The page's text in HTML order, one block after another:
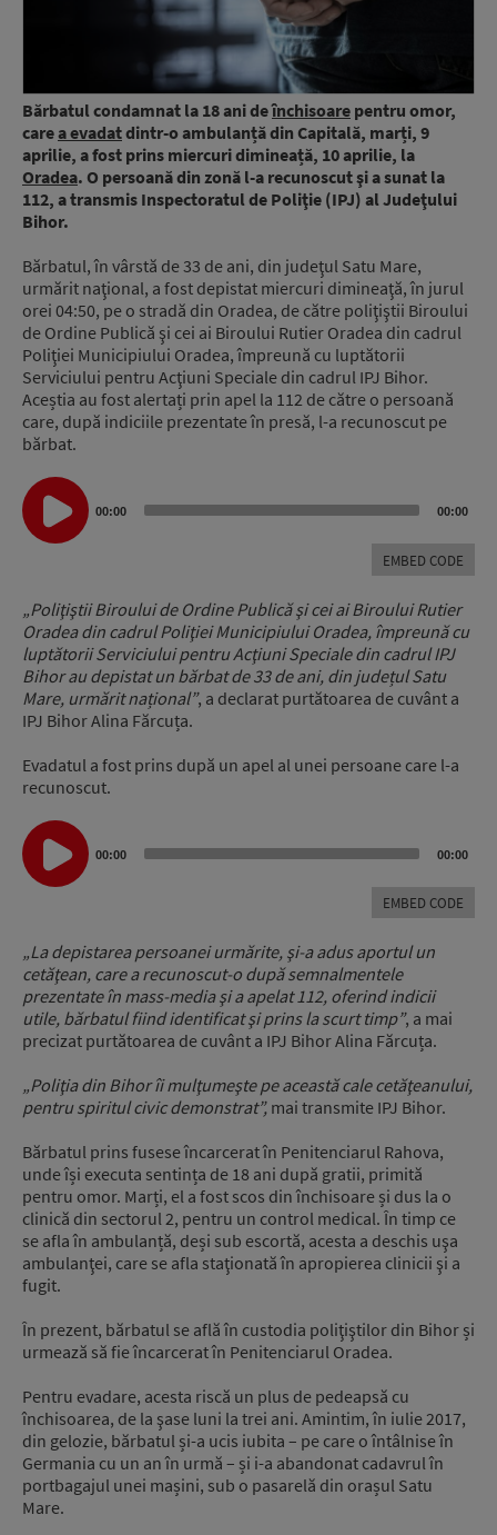
Bărbatul condamnat la 18 ani deînchisoare pentru omor,
carea evadatdintr-o ambulanță din Capitală, marți, 9
aprilie, a fost prins miercuri dimineață, 10 aprilie, la
Oradea. O persoană din zonă l-a recunoscut şi a sunat la
112, a transmis Inspectoratul de Poliţie (IPJ) al Judeţului
Bihor.
Bărbatul, în vârstă de 33 de ani, din judeţul Satu Mare,
urmărit naţional, a fost depistat miercuri dimineaţă, în jurul
orei 04:50, pe o stradă din Oradea, de către poliţiştii Biroului
de Ordine Publică şi cei ai Biroului Rutier Oradea din cadrul
Poliţiei Municipiului Oradea, împreună cu luptătorii
Serviciului pentru Acţiuni Speciale din cadrul IPJ Bihor.
Aceștia au fost alertați prin apel la 112 de către o persoană
care, după indiciile prezentate în presă, l-a recunoscut pe
bărbat.
Audio
Player
00:00 00:00
EMBED CODE
„Poliţiştii Biroului de Ordine Publică şi cei ai Biroului Rutier
Oradea din cadrul Poliţiei Municipiului Oradea, împreună cu
luptătorii Serviciului pentru Acţiuni Speciale din cadrul IPJ
Bihor au depistat un bărbat de 33 de ani, din județul Satu
Mare, urmărit național”, a declarat purtătoarea de cuvânt a
IPJ Bihor Alina Fărcuța.
Evadatul a fost prins după un apel al unei persoane care l-a
recunoscut.
Audio
Player
00:00 00:00
EMBED CODE
„La depistarea persoanei urmărite, şi-a adus aportul un
cetăţean, care a recunoscut-o după semnalmentele
prezentate în mass-media şi a apelat 112, oferind indicii
utile, bărbatul fiind identificat şi prins la scurt timp”, a mai
precizat purtătoarea de cuvânt a IPJ Bihor Alina Fărcuța.
„Poliţia din Bihor îi mulţumeşte pe această cale cetăţeanului,
pentru spiritul civic demonstrat”, mai transmite IPJ Bihor.
Bărbatul prins fusese încarcerat în Penitenciarul Rahova,
unde își executa sentința de 18 ani după gratii, primită
pentru omor. Marți, el a fost scos din închisoare și dus la o
clinică din sectorul 2, pentru un control medical. În timp ce
se afla în ambulanță, deși sub escortă, acesta a deschis uşa
ambulanţei, care se afla staţionată în apropierea clinicii şi a
fugit.
În prezent, bărbatul se află în custodia poliţiştilor din Bihor și
urmează să fie încarcerat în Penitenciarul Oradea.
Pentru evadare, acesta riscă un plus de pedeapsă cu
închisoarea, de la şase luni la trei ani. Amintim, în iulie 2017,
din gelozie, bărbatul și-a ucis iubita – pe care o întâlnise în
Germania cu un an în urmă – și i-a abandonat cadavrul în
portbagajul unei mașini, sub o pasarelă din orașul Satu
Mare.